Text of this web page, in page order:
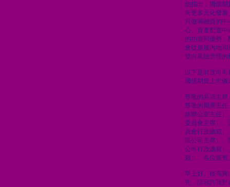
他指出，國債期
向更多元化發
只做籌融資的
心、資產配置中
的功能和優勢
會從連接內地和
雙向風險管理的
以下是財政司
國債期貨上市
尊敬的吳清主席
尊敬的周霽主任
絡辦公室主任）
委員會主席）、
員會行政總裁
限公司主席）
公司行政總裁）
裁）、各位嘉賓
早上好。很高興
先，請容許我